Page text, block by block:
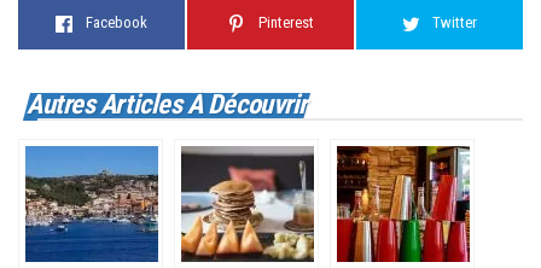
Facebook Pinterest Twitter
Autres Articles À Découvrir